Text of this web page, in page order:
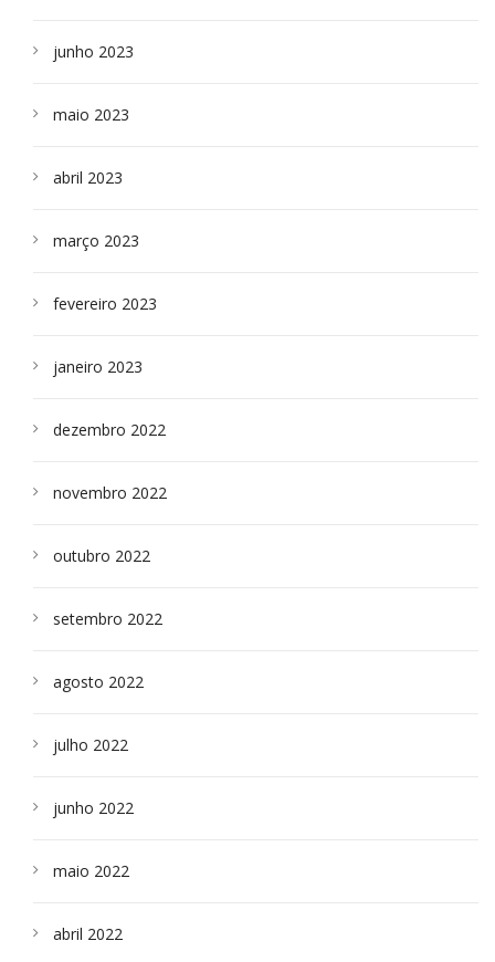
junho 2023
maio 2023
abril 2023
março 2023
fevereiro 2023
janeiro 2023
dezembro 2022
novembro 2022
outubro 2022
setembro 2022
agosto 2022
julho 2022
junho 2022
maio 2022
abril 2022